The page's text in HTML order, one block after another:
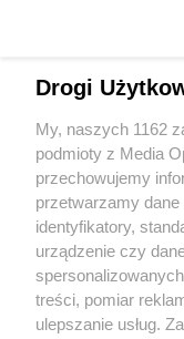
Wydawca mediów
Nie zapomnij
zapoznać się z:
polityką
Twojemiasto
Drogi
My, naszych 1162
podmioty z Media
przechowujemy
przetwarzamy
identyfikatory,
urządzenie czy
treści, pomiar
ulepszanie usług.